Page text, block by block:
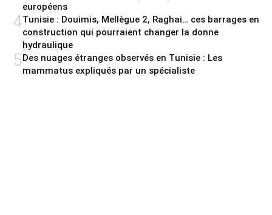
européens
4Tunisie : Douimis, Mellègue 2, Raghai… ces barrages en
construction qui pourraient changer la donne
hydraulique
5Des nuages étranges observés en Tunisie : Les
mammatus expliqués par un spécialiste